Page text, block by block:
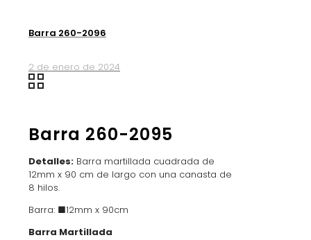
Barra 260-2096
2 de enero de 2024
Barra 260-2095
Detalles: Barra martillada cuadrada de
12mm x 90 cm de largo con una canasta de
8 hilos.
Barra: ■12mm x 90cm
Barra Martillada